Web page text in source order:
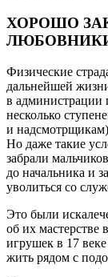
ХОРОШО
Физические
дальнейшей
в администрации
несколько
и
Но даже такие
забрали
до начальника и
уволиться со
Это были
об их мастерстве
игрушек в 17
жить рядом с